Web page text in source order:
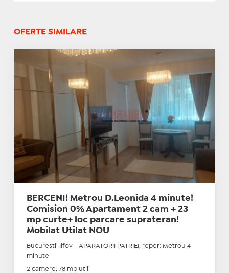
OFERTE SIMILARE
BERCENI! Metrou D.Leonida 4 minute!
Comision 0% Apartament 2 cam + 23
mp curte+ loc parcare suprateran!
Mobilat Utilat NOU
Bucuresti-Ilfov - APARATORII PATRIEI, reper: Metrou 4
minute
2 camere, 78 mp utili